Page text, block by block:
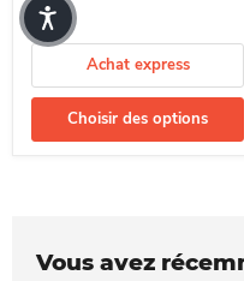
Achat express
Choisir des options
Vous avez